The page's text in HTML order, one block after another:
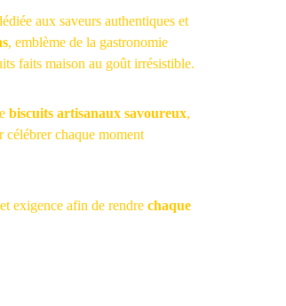
aux saveurs authentiques et
, emblème de la gastronomie
faits maison au goût irrésistible.
biscuits artisanaux savoureux,
célébrer chaque moment
exigence afin de rendre chaque